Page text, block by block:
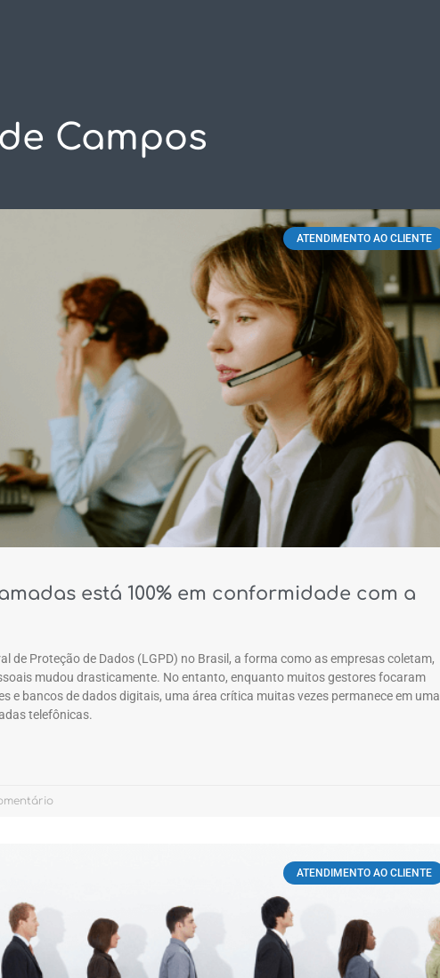
Campos
ATENDIMENTO AO CLIENTE
está 100% em conformidade com a
de Proteção de Dados (LGPD) no Brasil, a forma como as empresas coletam,
mudou drasticamente. No entanto, enquanto muitos gestores focaram
e bancos de dados digitais, uma área crítica muitas vezes permanece em uma
telefônicas.
ATENDIMENTO AO CLIENTE